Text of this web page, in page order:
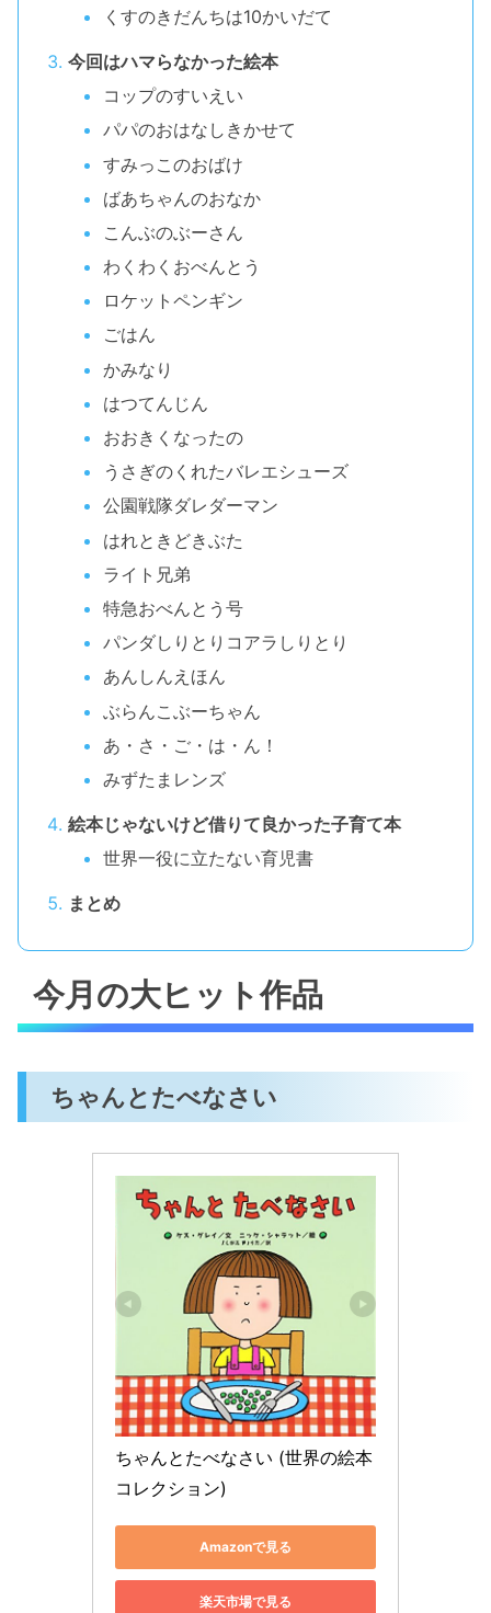
くすのきだんちは10かいだて
今回はハマらなかった絵本
コップのすいえい
パパのおはなしきかせて
すみっこのおばけ
ばあちゃんのおなか
こんぶのぶーさん
わくわくおべんとう
ロケットペンギン
ごはん
かみなり
はつてんじん
おおきくなったの
うさぎのくれたバレエシューズ
公園戦隊ダレダーマン
はれときどきぶた
ライト兄弟
特急おべんとう号
パンダしりとりコアラしりとり
あんしんえほん
ぶらんこぶーちゃん
あ・さ・ご・は・ん！
みずたまレンズ
絵本じゃないけど借りて良かった子育て本
世界一役に立たない育児書
まとめ
今月の大ヒット作品
ちゃんとたべなさい
ちゃんとたべなさい (世界の絵本
コレクション)
Amazonで見る
楽天市場で見る